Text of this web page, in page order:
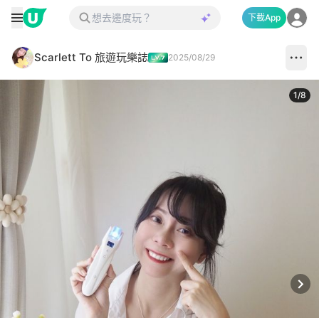
下載App
Scarlett To 旅遊玩樂誌 2025/08/29
1/8